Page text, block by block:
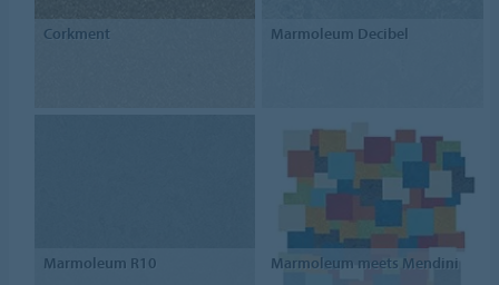
Corkment Marmoleum Decibel
Marmoleum R10 Marmoleum meets Mendini